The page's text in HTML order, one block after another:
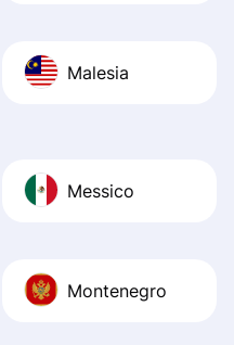
Malesia
Messico
Montenegro